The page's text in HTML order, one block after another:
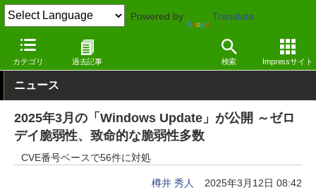
Powered by Translate
カテゴリ 過去記事 検索 Impressサイト
窓の杜 セキュリティ
ニュース
2025年3月の「Windows Update」が公開 ～ゼロ
デイ脆弱性、致命的な脆弱性多数
CVE番号ベースで56件に対処
樽井 秀人 2025年3月12日 08:42